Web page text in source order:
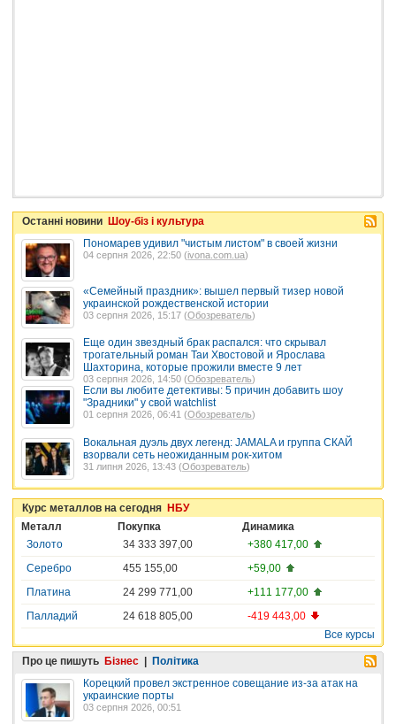
Останні новини Шоу-біз і культура
Пономарев удивил "чистым листом" в своей жизни
04 серпня 2026, 22:50 (ivona.com.ua)
«Семейный праздник»: вышел первый тизер новой
украинской рождественской истории
03 серпня 2026, 15:17 (Обозреватель)
Еще один звездный брак распался: что скрывал
трогательный роман Таи Хвостовой и Ярослава
Шахторина, которые прожили вместе 9 лет
03 серпня 2026, 14:50 (Обозреватель)
Если вы любите детективы: 5 причин добавить шоу
"Зрадники" у свой watchlist
01 серпня 2026, 06:41 (Обозреватель)
Вокальная дуэль двух легенд: JAMALA и группа СКАЙ
взорвали сеть неожиданным рок-хитом
31 липня 2026, 13:43 (Обозреватель)
Курс металлов на сегодня НБУ
Металл
Покупка
Динамика
Золото
34 333 397,00
+380 417,00
Серебро
455 155,00
+59,00
Платина
24 299 771,00
+111 177,00
Палладий
24 618 805,00
-419 443,00
Все курсы
Про це пишуть Бізнес
Політика
Корецкий провел экстренное совещание из-за атак на
украинские порты
03 серпня 2026, 00:51